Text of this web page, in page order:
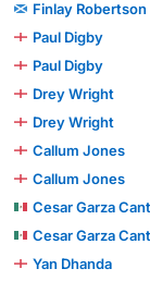
Finlay Robertson
Paul Digby
Paul Digby
Drey Wright
Drey Wright
Callum Jones
Callum Jones
Cesar Garza
Cesar Garza
Yan Dhanda